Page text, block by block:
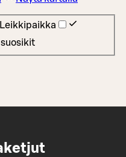
Leikkipaikka